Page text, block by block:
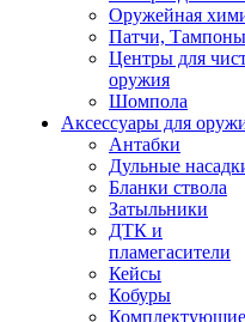
Оружейная
Патчи, Тампоны
Центры для
оружия
Шомпола
Аксессуары для
Антабки
Дульные
Бланки ствола
Затыльники
ДТК и
пламегасители
Кейсы
Кобуры
Комплектующие